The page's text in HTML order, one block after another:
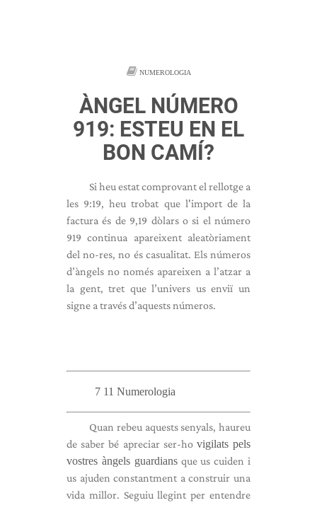
NUMEROLOGIA
ÀNGEL NÚMERO
919: ESTEU EN EL
BON CAMÍ?
Si heu estat comprovant el rellotge a
les 9:19, heu trobat que l'import de la
factura és de 9,19 dòlars o si el número
919 continua apareixent aleatòriament
del no-res, no és casualitat. Els números
d’àngels no només apareixen a l’atzar a
la gent, tret que l’univers us enviï un
signe a través d’aquests números.
7 11 Numerologia
Quan rebeu aquests senyals, haureu
de saber bé apreciar ser-ho vigilats pels
vostres àngels guardiansque us cuiden i
us ajuden constantment a construir una
vida millor. Seguiu llegint per entendre